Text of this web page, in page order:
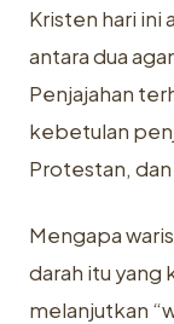
Kristen hari ini
antara dua
Penjajahan
kebetulan
Protestan,
Mengapa
darah itu yang
melanjutkan